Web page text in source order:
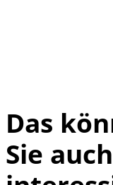
Das
Sie auch